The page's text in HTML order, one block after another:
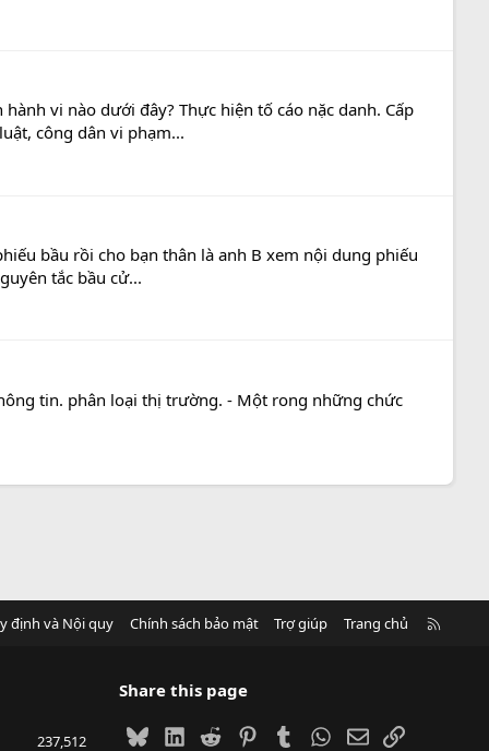
vi nào dưới đây? Thực hiện tố cáo nặc danh. Cấp
công dân vi phạm...
bầu rồi cho bạn thân là anh B xem nội dung phiếu
tắc bầu cử...
tin. phân loại thị trường. - Một rong những chức
định và Nội quy Chính sách bảo mật Trợ giúp Trang chủ
237,512
Share this page
BlueskyLinkedIn
Reddit PinterestTumblrWhatsApp
EmailLink